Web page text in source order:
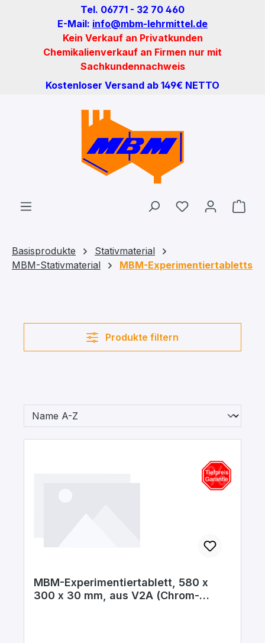
Zum Hauptinhalt springenTel. 06771 - 32 70 460
E-Mail: info@mbm-lehrmittel.de
Kein Verkauf an Privatkunden
Chemikalienverkauf an Firmen nur mit
Sachkundennachweis
Kostenloser Versand ab 149€ NETTO
Du hast 0
Basisprodukte
Stativmaterial
MBM-Stativmaterial
MBM-Experimentiertabletts
Produkte filtern
MBM-Experimentiertablett, 580 x
300 x 30 mm, aus V2A (Chrom-